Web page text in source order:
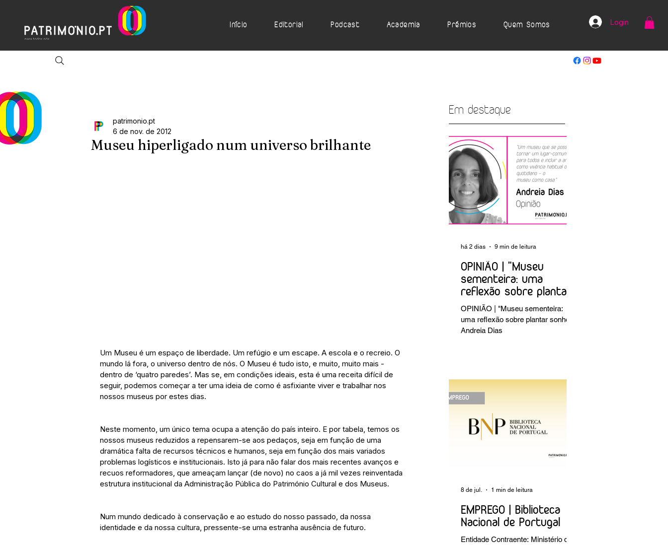
Início Editorial Podcast Academia Prémios Quem Somos Login
Museu hiperligado num universo brilhante
patrimonio.pt
6 de nov. de 2012
Um Museu é um espaço de liberdade. Um refúgio e um escape. A escola e o recreio. O
mundo lá fora, o universo dentro de nós. O Museu é tudo isto, e muito, muito mais -
dentro de ‘quatro paredes’. Mas se, em condições ideais, esta é uma receita difícil de
seguir, podemos começar a ter uma ideia de como é asfixiante viver e trabalhar nos
nossos museus por estes dias.
Neste momento, um único tema ocupa a atenção do país inteiro. E por tabela, temos os
nossos museus reduzidos a repensarem-se aos pedaços, seja em função de uma
dramática falta de recursos técnicos e humanos, seja em função dos mais variados
problemas logísticos e institucionais. Isto já para não falar dos mais recentes avanços e
recuos reformadores, que ameaçam lançar (de novo) no caos a já mil vezes reinventada
estrutura institucional da Administração Pública do Património Cultural e dos Museus.
Num mundo dedicado à conservação e ao estudo do nosso passado, da nossa
identidade e da nossa cultura, pressente-se uma estranha ausência de futuro.
Em destaque
OPINIÃO | "Museu
sementeira: uma
reflexão sobre plantar
sonhos" Andreia Dias
OPINIÃO | "Museu sementeira:
uma reflexão sobre plantar sonhos"
Andreia Dias
há 2 dias 9 min de leitura
EMPREGO | Biblioteca
Nacional de Portugal
Entidade Contraente: Ministério da
8 de jul. 1 min de leitura